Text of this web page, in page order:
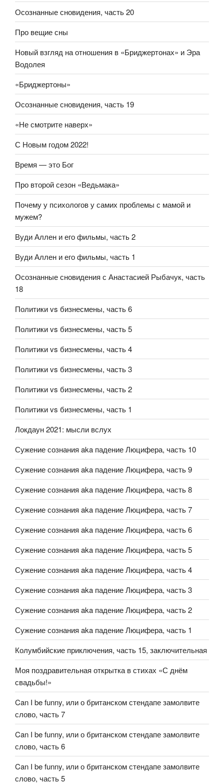
Осознанные сновидения, часть 20
Про вещие сны
Новый взгляд на отношения в «Бриджертонах» и Эра
Водолея
«Бриджертоны»
Осознанные сновидения, часть 19
«Не смотрите наверх»
С Новым годом 2022!
Время — это Бог
Про второй сезон «Ведьмака»
Почему у психологов у самих проблемы с мамой и
мужем?
Вуди Аллен и его фильмы, часть 2
Вуди Аллен и его фильмы, часть 1
Осознанные сновидения с Анастасией Рыбачук, часть
18
Политики vs бизнесмены, часть 6
Политики vs бизнесмены, часть 5
Политики vs бизнесмены, часть 4
Политики vs бизнесмены, часть 3
Политики vs бизнесмены, часть 2
Политики vs бизнесмены, часть 1
Локдаун 2021: мысли вслух
Сужение сознания aka падение Люцифера, часть 10
Сужение сознания aka падение Люцифера, часть 9
Сужение сознания aka падение Люцифера, часть 8
Сужение сознания aka падение Люцифера, часть 7
Сужение сознания aka падение Люцифера, часть 6
Сужение сознания aka падение Люцифера, часть 5
Сужение сознания aka падение Люцифера, часть 4
Сужение сознания aka падение Люцифера, часть 3
Сужение сознания aka падение Люцифера, часть 2
Сужение сознания aka падение Люцифера, часть 1
Колумбийские приключения, часть 15, заключительная
Моя поздравительная открытка в стихах «С днём
свадьбы!»
Can I be funny, или о британском стендапе замолвите
слово, часть 7
Can I be funny, или о британском стендапе замолвите
слово, часть 6
Can I be funny, или о британском стендапе замолвите
слово, часть 5